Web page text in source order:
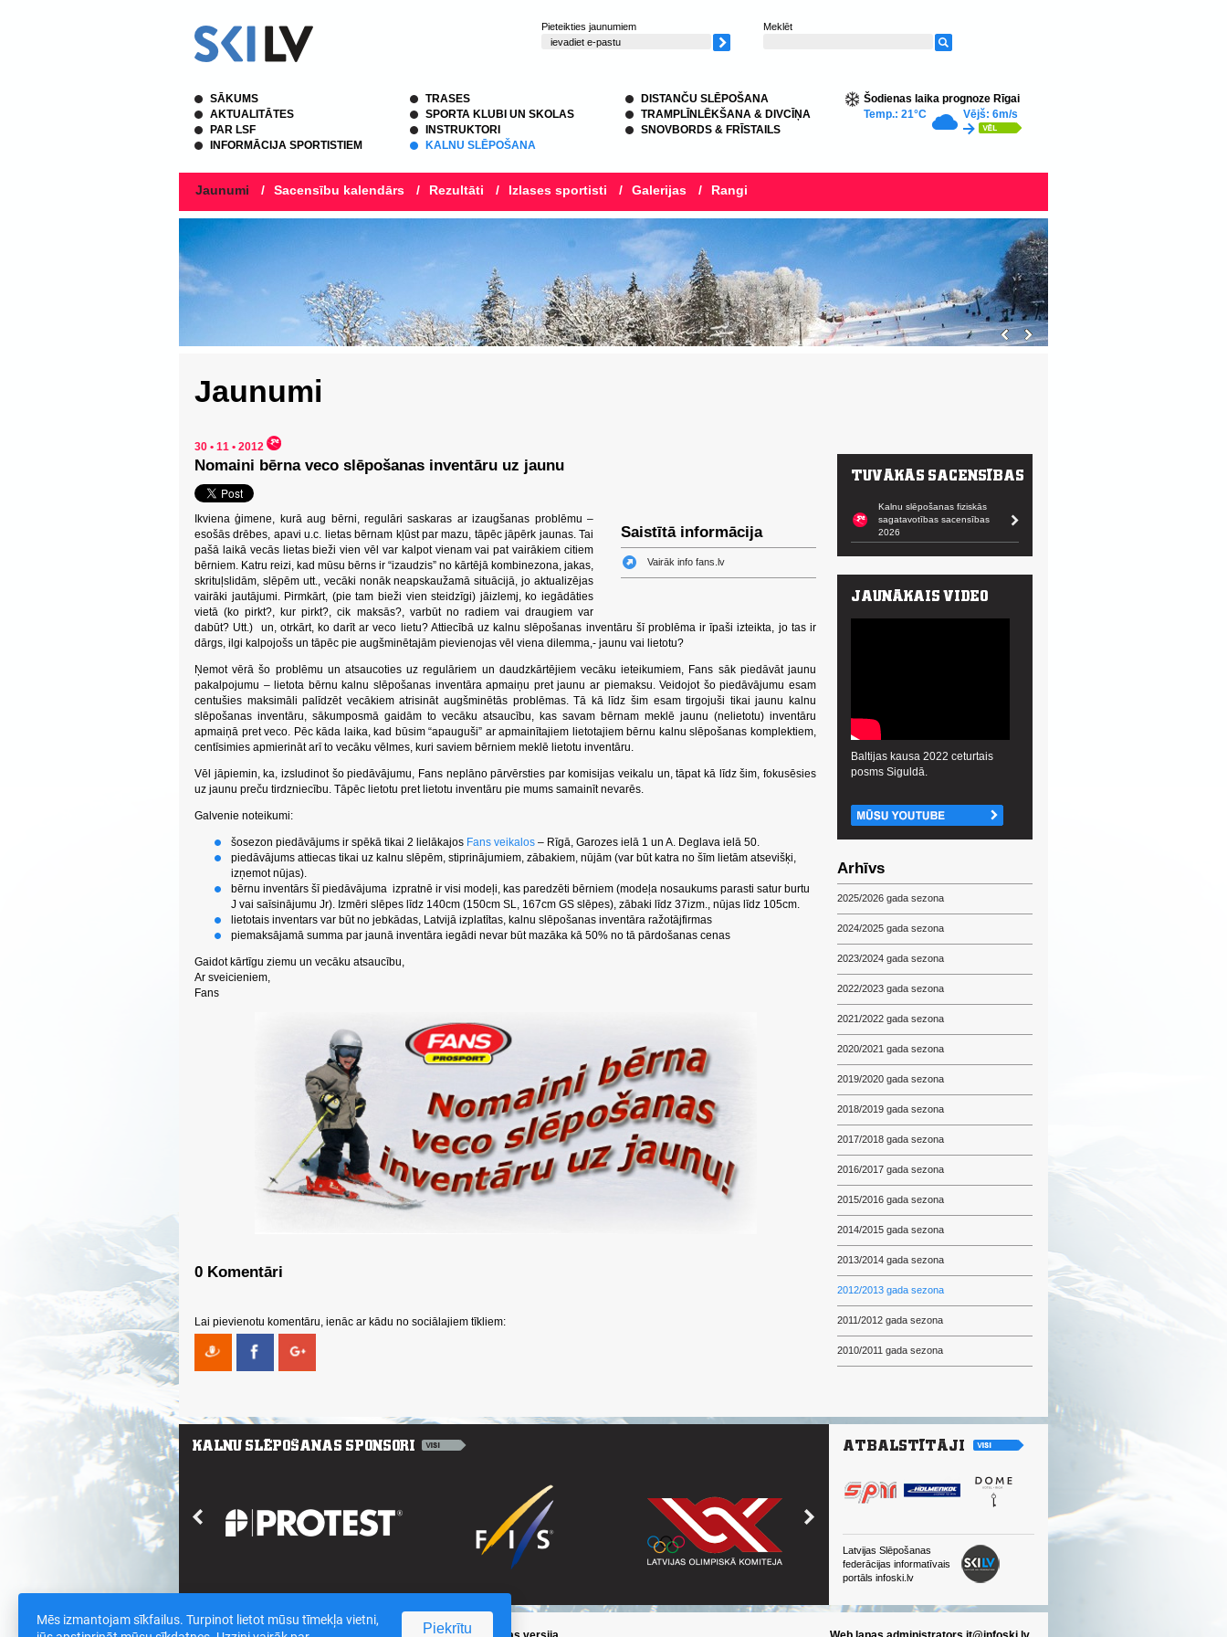
Pieteikties jaunumiem Meklēt
SĀKUMS
AKTUALITĀTES
PAR LSF
INFORMĀCIJA SPORTISTIEM
TRASES
SPORTA KLUBI UN SKOLAS
INSTRUKTORI
KALNU SLĒPOŠANA
DISTANČU SLĒPOŠANA
TRAMPLĪNLĒKŠANA & DIVCĪŅA
SNOVBORDS & FRĪSTAILS
Šodienas laika prognoze Rīgai
Temp.: 21°C
Vējš: 6m/s
Jaunumi / Sacensību kalendārs / Rezultāti / Izlases sportisti / Galerijas / Rangi
Jaunumi
30 • 11 • 2012
Nomaini bērna veco slēpošanas inventāru uz jaunu
Saistītā informācija
Vairāk info fans.lv
Ikviena ģimene, kurā aug bērni, regulāri saskaras ar izaugšanas problēmu –
esošās drēbes, apavi u.c. lietas bērnam kļūst par mazu, tāpēc jāpērk jaunas. Tai
pašā laikā vecās lietas bieži vien vēl var kalpot vienam vai pat vairākiem citiem
bērniem. Katru reizi, kad mūsu bērns ir “izaudzis” no kārtējā kombinezona, jakas,
skrituļslidām, slēpēm utt., vecāki nonāk neapskaužamā situācijā, jo aktualizējas
vairāki jautājumi. Pirmkārt, (pie tam bieži vien steidzīgi) jāizlemj, ko iegādāties
vietā (ko pirkt?, kur pirkt?, cik maksās?, varbūt no radiem vai draugiem var
dabūt? Utt.) un, otrkārt, ko darīt ar veco lietu? Attiecībā uz kalnu slēpošanas inventāru šī problēma ir īpaši izteikta, jo tas ir
dārgs, ilgi kalpojošs un tāpēc pie augšminētajām pievienojas vēl viena dilemma,- jaunu vai lietotu?
Ņemot vērā šo problēmu un atsaucoties uz regulāriem un daudzkārtējiem vecāku ieteikumiem, Fans sāk piedāvāt jaunu
pakalpojumu – lietota bērnu kalnu slēpošanas inventāra apmaiņu pret jaunu ar piemaksu. Veidojot šo piedāvājumu esam
centušies maksimāli palīdzēt vecākiem atrisināt augšminētās problēmas. Tā kā līdz šim esam tirgojuši tikai jaunu kalnu
slēpošanas inventāru, sākumposmā gaidām to vecāku atsaucību, kas savam bērnam meklē jaunu (nelietotu) inventāru
apmaiņā pret veco. Pēc kāda laika, kad būsim “apauguši” ar apmainītajiem lietotajiem bērnu kalnu slēpošanas komplektiem,
centīsimies apmierināt arī to vecāku vēlmes, kuri saviem bērniem meklē lietotu inventāru.
Vēl jāpiemin, ka, izsludinot šo piedāvājumu, Fans neplāno pārvērsties par komisijas veikalu un, tāpat kā līdz šim, fokusēsies
uz jaunu preču tirdzniecību. Tāpēc lietotu pret lietotu inventāru pie mums samainīt nevarēs.
Galvenie noteikumi:
šosezon piedāvājums ir spēkā tikai 2 lielākajos Fans veikalos – Rīgā, Garozes ielā 1 un A. Deglava ielā 50.
piedāvājums attiecas tikai uz kalnu slēpēm, stiprinājumiem, zābakiem, nūjām (var būt katra no šīm lietām atsevišķi,
izņemot nūjas).
bērnu inventārs šī piedāvājuma izpratnē ir visi modeļi, kas paredzēti bērniem (modeļa nosaukums parasti satur burtu
J vai saīsinājumu Jr). Izmēri slēpes līdz 140cm (150cm SL, 167cm GS slēpes), zābaki līdz 37izm., nūjas līdz 105cm.
lietotais inventars var būt no jebkādas, Latvijā izplatītas, kalnu slēpošanas inventāra ražotājfirmas
piemaksājamā summa par jaunā inventāra iegādi nevar būt mazāka kā 50% no tā pārdošanas cenas
Gaidot kārtīgu ziemu un vecāku atsaucību,
Ar sveicieniem,
Fans
0 Komentāri
Lai pievienotu komentāru, ienāc ar kādu no sociālajiem tīkliem:
Kalnu slēpošanas fiziskās
sagatavotības sacensības
2026
Baltijas kausa 2022 ceturtais
posms Siguldā.
Arhīvs
2025/2026 gada sezona
2024/2025 gada sezona
2023/2024 gada sezona
2022/2023 gada sezona
2021/2022 gada sezona
2020/2021 gada sezona
2019/2020 gada sezona
2018/2019 gada sezona
2017/2018 gada sezona
2016/2017 gada sezona
2015/2016 gada sezona
2014/2015 gada sezona
2013/2014 gada sezona
2012/2013 gada sezona
2011/2012 gada sezona
2010/2011 gada sezona
Latvijas Slēpošanas
federācijas informatīvais
portāls infoski.lv
Mēs izmantojam sīkfailus. Turpinot lietot mūsu tīmekļa vietni,
Piekrītu